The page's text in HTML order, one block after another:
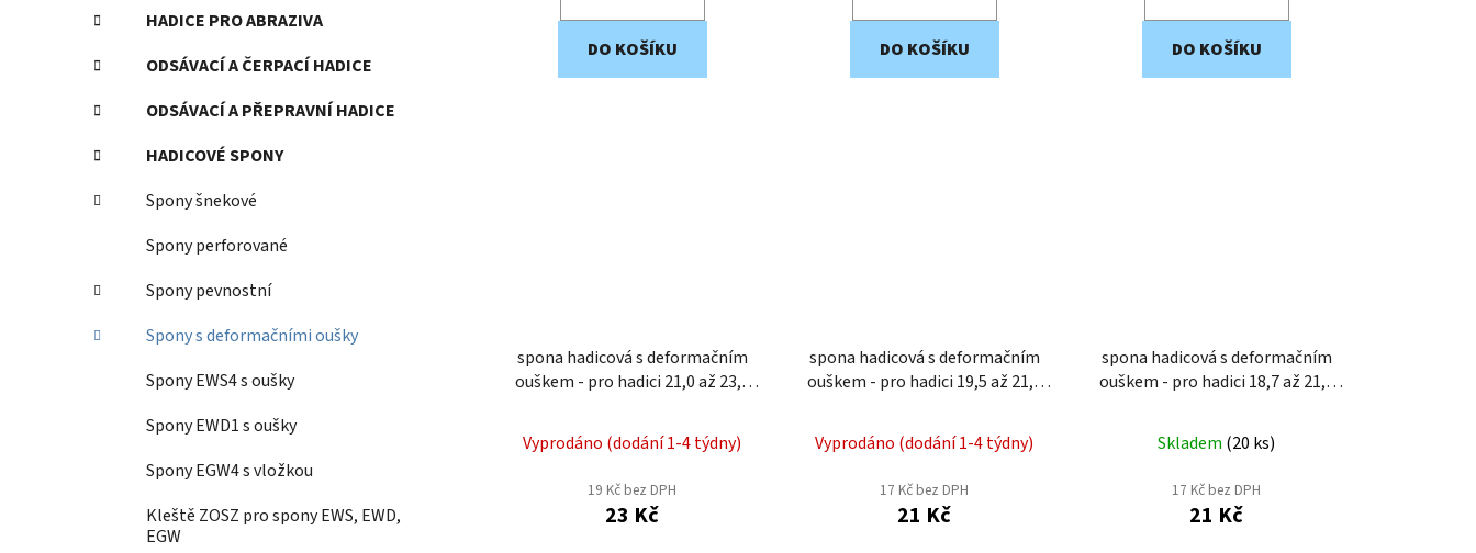
HADICE PRO ABRAZIVA
ODSÁVACÍ A ČERPACÍ HADICE
ODSÁVACÍ A PŘEPRAVNÍ HADICE
HADICOVÉ SPONY
Spony šnekové
Spony perforované
Spony pevnostní
Spony s deformačními oušky
Spony EWS4 s oušky
Spony EWD1 s oušky
Spony EGW4 s vložkou
Kleště ZOSZ pro spony EWS, EWD,
EGW
DO KOŠÍKU DO KOŠÍKU DO KOŠÍKU
spona hadicová s deformačním
ouškem - pro hadici 21,0 až 23,5
Vyprodáno (dodání 1-4 týdny)
19 Kč bez DPH
23 Kč
spona hadicová s deformačním
ouškem - pro hadici 19,5 až 21,8
Vyprodáno (dodání 1-4 týdny)
17 Kč bez DPH
21 Kč
spona hadicová s deformačním
ouškem - pro hadici 18,7 až 21,0
Skladem (20 ks)
17 Kč bez DPH
21 Kč